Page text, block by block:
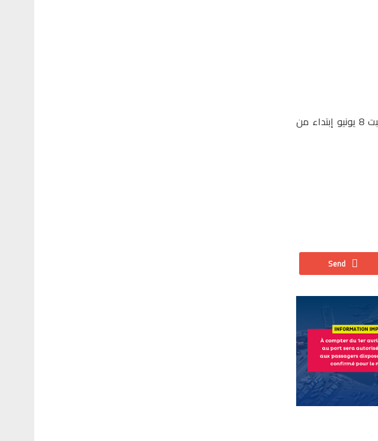
للمهرجان سيحتضنها مسرح الهواء الطلق بمركب الحرية يوم السبت 8 يونيو إبتداء من
Send